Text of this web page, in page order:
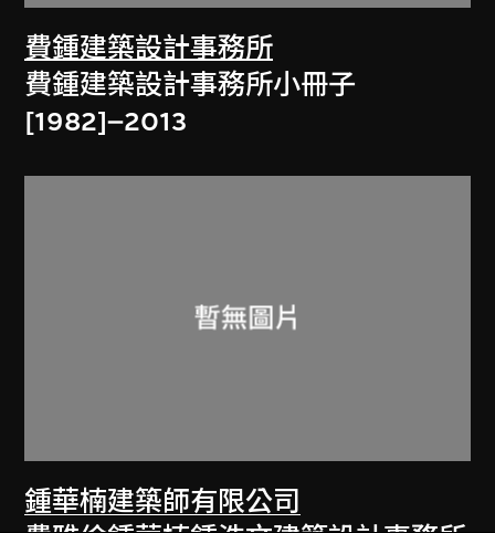
費鍾建築設計事務所
費鍾建築設計事務所小冊子
[1982]–2013
鍾華楠建築師有限公司